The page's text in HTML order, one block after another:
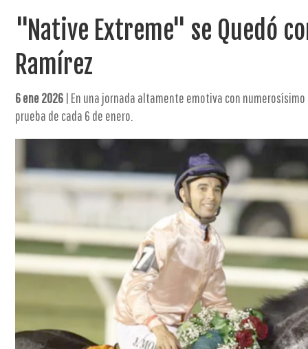
"Native Extreme" se Quedó
Ramírez
6 ene 2026 | En una jornada altamente emotiva con
prueba de cada 6 de enero.